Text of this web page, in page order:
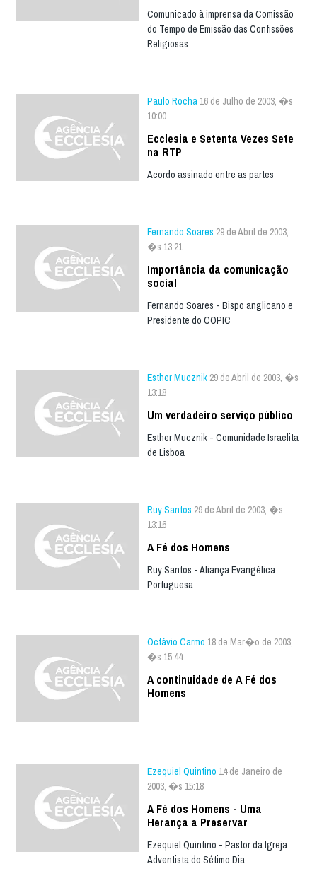
Comunicado à imprensa da Comissão
do Tempo de Emissão das Confissões
Religiosas
Paulo Rocha 16 de Julho de 2003, �s
10:00
Ecclesia e Setenta Vezes Sete
na RTP
Acordo assinado entre as partes
Fernando Soares 29 de Abril de 2003,
�s 13:21
Importância da comunicação
social
Fernando Soares - Bispo anglicano e
Presidente do COPIC
Esther Mucznik 29 de Abril de 2003, �s
13:18
Um verdadeiro serviço público
Esther Mucznik - Comunidade Israelita
de Lisboa
Ruy Santos 29 de Abril de 2003, �s
13:16
A Fé dos Homens
Ruy Santos - Aliança Evangélica
Portuguesa
Octávio Carmo 18 de Mar�o de 2003,
�s 15:44
A continuidade de A Fé dos
Homens
Ezequiel Quintino 14 de Janeiro de
2003, �s 15:18
A Fé dos Homens - Uma
Herança a Preservar
Ezequiel Quintino - Pastor da Igreja
Adventista do Sétimo Dia